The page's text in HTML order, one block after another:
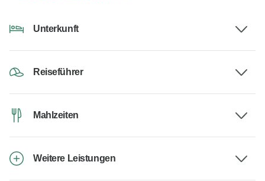
Unterkunft
Reiseführer
Mahlzeiten
Weitere Leistungen